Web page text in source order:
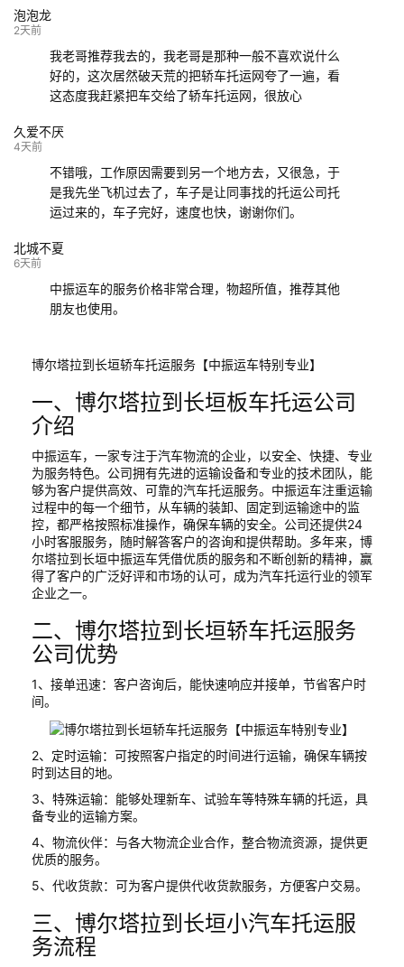
泡泡龙
2天前
我老哥推荐我去的，我老哥是那种一般不喜欢说什么
好的，这次居然破天荒的把轿车托运网夸了一遍，看
这态度我赶紧把车交给了轿车托运网，很放心
久爱不厌
4天前
不错哦，工作原因需要到另一个地方去，又很急，于
是我先坐飞机过去了，车子是让同事找的托运公司托
运过来的，车子完好，速度也快，谢谢你们。
北城不夏
6天前
中振运车的服务价格非常合理，物超所值，推荐其他
朋友也使用。
博尔塔拉到长垣轿车托运服务【中振运车特别专业】
一、博尔塔拉到长垣板车托运公司
介绍
中振运车，一家专注于汽车物流的企业，以安全、快捷、专业
为服务特色。公司拥有先进的运输设备和专业的技术团队，能
够为客户提供高效、可靠的汽车托运服务。中振运车注重运输
过程中的每一个细节，从车辆的装卸、固定到运输途中的监
控，都严格按照标准操作，确保车辆的安全。公司还提供24
小时客服服务，随时解答客户的咨询和提供帮助。多年来，博
尔塔拉到长垣中振运车凭借优质的服务和不断创新的精神，赢
得了客户的广泛好评和市场的认可，成为汽车托运行业的领军
企业之一。
二、博尔塔拉到长垣轿车托运服务
公司优势
1、接单迅速：客户咨询后，能快速响应并接单，节省客户时
间。
2、定时运输：可按照客户指定的时间进行运输，确保车辆按
时到达目的地。
3、特殊运输：能够处理新车、试验车等特殊车辆的托运，具
备专业的运输方案。
4、物流伙伴：与各大物流企业合作，整合物流资源，提供更
优质的服务。
5、代收货款：可为客户提供代收货款服务，方便客户交易。
三、博尔塔拉到长垣小汽车托运服
务流程